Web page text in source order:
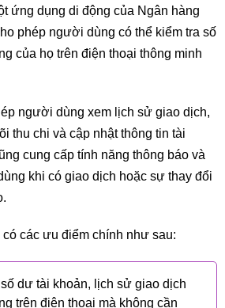
ứng dụng di động của Ngân hàng
phép người dùng có thể kiểm tra số
của họ trên điện thoại thông minh
người dùng xem lịch sử giao dịch,
thu chi và cập nhật thông tin tài
cung cấp tính năng thông báo và
khi có giao dịch hoặc sự thay đổi
các ưu điểm chính như sau:
dư tài khoản, lịch sử giao dịch
trên điện thoại mà không cần